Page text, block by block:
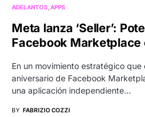
ADELANTOS APPS
Meta lanza ‘Seller’:
Facebook Marketplace
En un movimiento estratégico
aniversario de Facebook
una aplicación independiente…
BY FABRIZIO COZZI